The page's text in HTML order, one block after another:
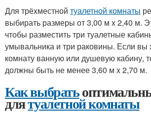
Для трёхместной туалетной комнаты
выбирать размеры от 3,00 м x 2,40 м.
чтобы разместить три туалетные
умывальника и три раковины. Если вы
комнату ванную или душевую кабину,
должны быть не менее 3,60 м x 2,70 м.
Как выбрать
длятуалетной комнаты